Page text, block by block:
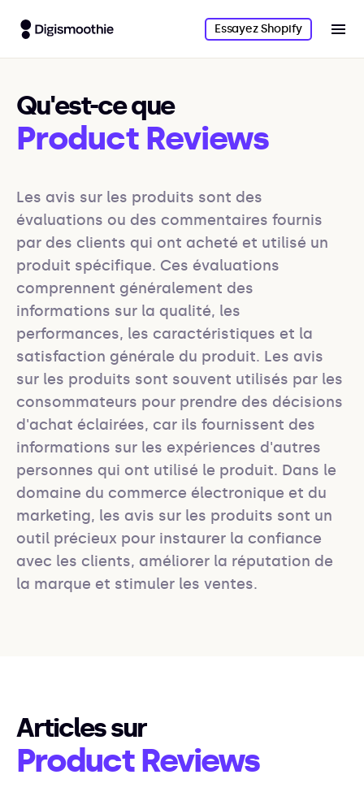
Essayez Shopify
Qu'est-ce que
Product Reviews
Les avis sur les produits sont des
évaluations ou des commentaires fournis
par des clients qui ont acheté et utilisé un
produit spécifique. Ces évaluations
comprennent généralement des
informations sur la qualité, les
performances, les caractéristiques et la
satisfaction générale du produit. Les avis
sur les produits sont souvent utilisés par les
consommateurs pour prendre des décisions
d'achat éclairées, car ils fournissent des
informations sur les expériences d'autres
personnes qui ont utilisé le produit. Dans le
domaine du commerce électronique et du
marketing, les avis sur les produits sont un
outil précieux pour instaurer la confiance
avec les clients, améliorer la réputation de
la marque et stimuler les ventes.
Articles sur
Product Reviews